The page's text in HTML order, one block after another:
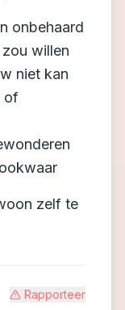
onbehaard
willen
niet kan
of
zelf te
Rapporteer